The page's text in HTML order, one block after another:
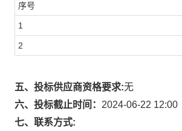
序号
1
2
五、投标供应商资格要求:无
六、投标截止时间： 2024-06-22 12:00
七、联系方式: